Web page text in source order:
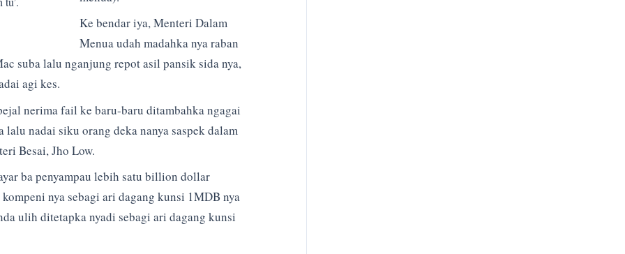
Ke bendar iya, Menteri Dalam
Menua udah madahka nya raban
suba lalu nganjung repot asil pansik sida nya,
agi kes.
nerima fail ke baru-baru ditambahka ngagai
nadai siku orang deka nanya saspek dalam
Besai, Jho Low.
ba penyampau lebih satu billion dollar
nya sebagi ari dagang kunsi 1MDB nya
ulih ditetapka nyadi sebagi ari dagang kunsi